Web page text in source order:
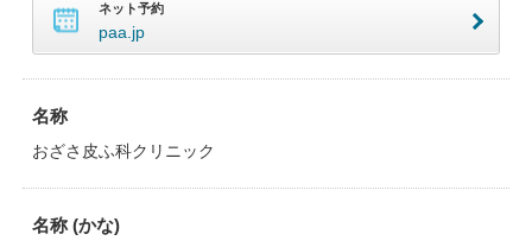
ネット予約
paa.jp
名称
おざさ皮ふ科クリニック
名称 (かな)